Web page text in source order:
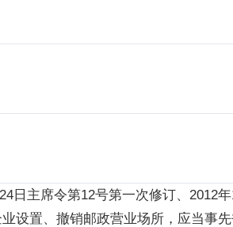
日主席令第12号第一次修订、2012
设置、撤销邮政营业场所，应当事